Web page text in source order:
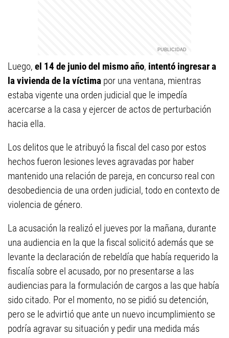
Luego, el 14 de junio del mismo año, intentó ingresar a
la vivienda de la víctima por una ventana, mientras
estaba vigente una orden judicial que le impedía
acercarse a la casa y ejercer de actos de perturbación
hacia ella.
Los delitos que le atribuyó la fiscal del caso por estos
hechos fueron lesiones leves agravadas por haber
mantenido una relación de pareja, en concurso real con
desobediencia de una orden judicial, todo en contexto de
violencia de género.
La acusación la realizó el jueves por la mañana, durante
una audiencia en la que la fiscal solicitó además que se
levante la declaración de rebeldía que había requerido la
fiscalía sobre el acusado, por no presentarse a las
audiencias para la formulación de cargos a las que había
sido citado. Por el momento, no se pidió su detención,
pero se le advirtió que ante un nuevo incumplimiento se
podría agravar su situación y pedir una medida más